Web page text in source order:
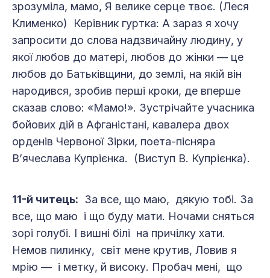
зрозуміла, мамо, Я велике серце твоє. (Леся
Клименко) Керівник гуртка: А зараз я хочу
запросити до слова надзвичайну людину, у
якої любов до матері, любов до жінки — це
любов до Батьківщини, до землі, на якій він
народився, зробив перші кроки, де вперше
сказав слово: «Мамо!». Зустрічайте учасника
бойових дій в Афганістані, кавалера двох
орденів Червоної Зірки, поета-пісняра
В’ячеслава Купрієнка. (Виступ В. Купрієнка).
11-й читець: За все, що маю, дякую тобі. За
все, що маю і що буду мати. Ночами сняться
зорі голубі. І вишні білі на причілку хати.
Немов пилинку, світ мене крутив, Ловив я
мрію — і метку, й високу. Пробач мені, що